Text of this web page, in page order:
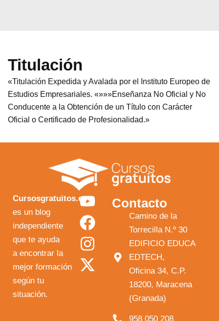
Titulación
«Titulación Expedida y Avalada por el Instituto Europeo de
Estudios Empresariales. «»»»Enseñanza No Oficial y No
Conducente a la Obtención de un Título con Carácter
Oficial o Certificado de Profesionalidad.»
Cursosgratuitos.es
es un blog
independiente
que te ayuda
a encontrar la
mejor formación
según tu
situación.
Y
o
u
t
u
F
a
c
e
b
I
n
s
t
a
X
-
t
w
i
Contacto
Camino de la
Torrecilla N.º 30
EDIFICIO EDUCA
EDTECH,
Oficina 34, C.P.
18200, Maracena
(Granada)
958 050 208